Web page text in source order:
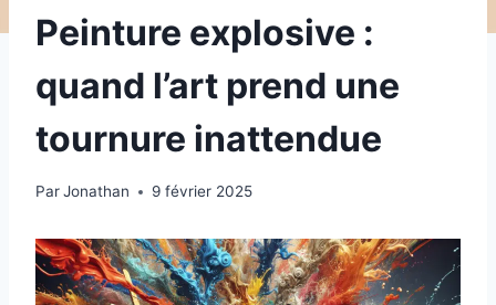
Peinture explosive :
quand l’art prend une
tournure inattendue
ParJonathan 9 février 2025